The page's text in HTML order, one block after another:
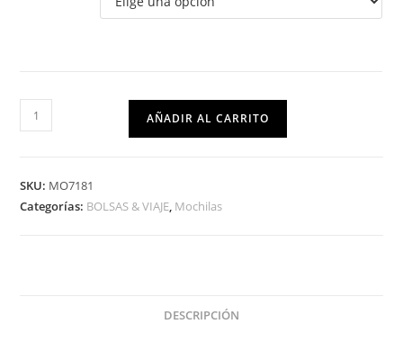
AÑADIR AL CARRITO
SKU: MO7181
Categorías: BOLSAS & VIAJE, Mochilas
DESCRIPCIÓN